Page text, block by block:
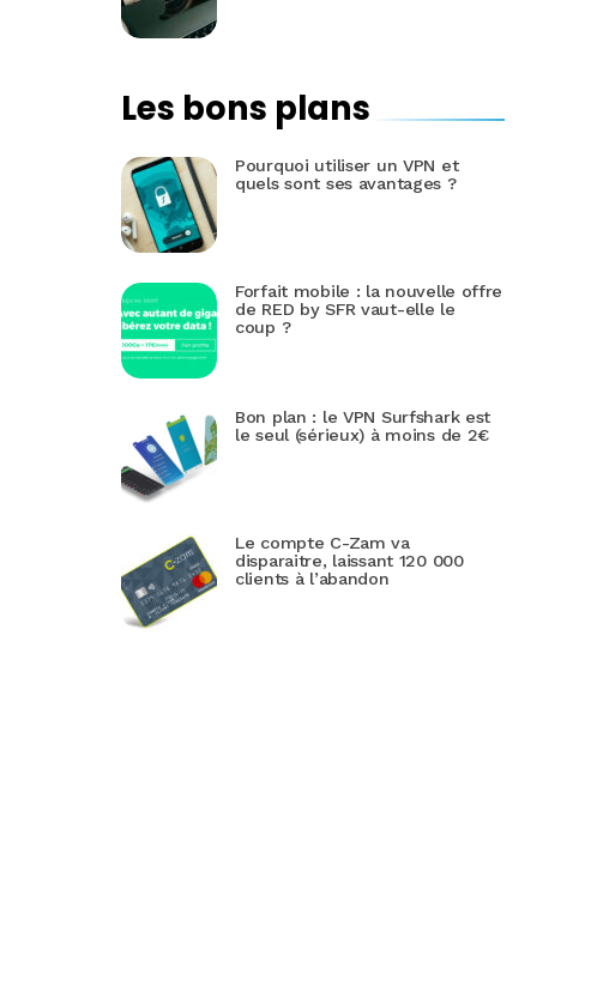
Les bons plans
Pourquoi utiliser un VPN et
quels sont ses avantages ?
Forfait mobile : la nouvelle offre
de RED by SFR vaut-elle le
coup ?
Bon plan : le VPN Surfshark est
le seul (sérieux) à moins de 2€
Le compte C-Zam va
disparaitre, laissant 120 000
clients à l’abandon